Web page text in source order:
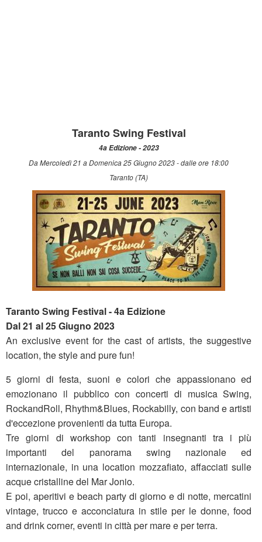
Taranto Swing Festival
4a Edizione - 2023
Da Mercoledì 21 a Domenica 25 Giugno 2023 - dalle ore 18:00
Taranto (TA)
Taranto Swing Festival - 4a Edizione
Dal 21 al 25 Giugno 2023
An exclusive event for the cast of artists, the suggestive
location, the style and pure fun!
5 giorni di festa, suoni e colori che appassionano ed
emozionano il pubblico con concerti di musica Swing,
RockandRoll, Rhythm&Blues, Rockabilly, con band e artisti
d'eccezione provenienti da tutta Europa.
Tre giorni di workshop con tanti insegnanti tra i più
importanti del panorama swing nazionale ed
internazionale, in una location mozzafiato, affacciati sulle
acque cristalline del Mar Jonio.
E poi, aperitivi e beach party di giorno e di notte, mercatini
vintage, trucco e acconciatura in stile per le donne, food
and drink corner, eventi in città per mare e per terra.